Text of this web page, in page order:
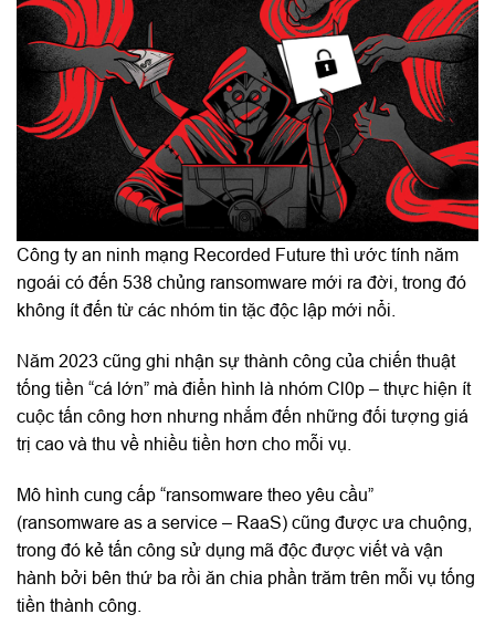
Công ty an ninh mạng Recorded Future thì ước tính năm
ngoái có đến 538 chủng ransomware mới ra đời, trong đó
không ít đến từ các nhóm tin tặc độc lập mới nổi.
Năm 2023 cũng ghi nhận sự thành công của chiến thuật
tống tiền “cá lớn” mà điển hình là nhóm Cl0p – thực hiện ít
cuộc tấn công hơn nhưng nhắm đến những đối tượng giá
trị cao và thu về nhiều tiền hơn cho mỗi vụ.
Mô hình cung cấp “ransomware theo yêu cầu”
(ransomware as a service – RaaS) cũng được ưa chuộng,
trong đó kẻ tấn công sử dụng mã độc được viết và vận
hành bởi bên thứ ba rồi ăn chia phần trăm trên mỗi vụ tống
tiền thành công.